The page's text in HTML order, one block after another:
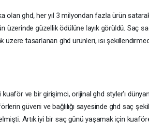
olan ghd, her yıl 3 milyondan fazla ürün
üzerinde güzellik ödülüne layık görüldü. Saç
tasarlanan ghd ürünleri, ısı
kuaför ve bir girişimci, orijinal ghd styler’ı
güveni ve bağlılığı sayesinde ghd saç
Artık iyi bir saç günü yaşamak için